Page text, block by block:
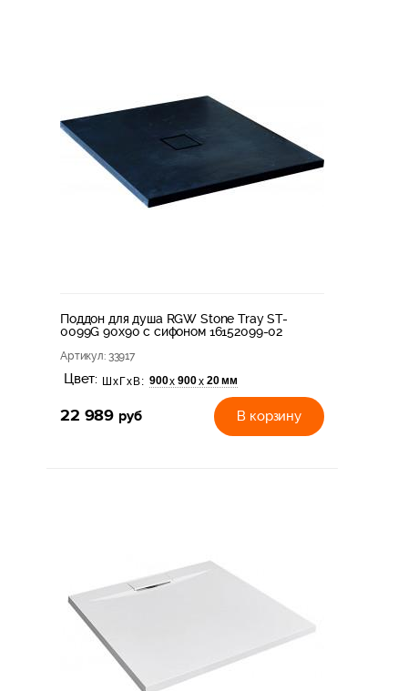
Поддон для душа RGW Stone Tray ST-
0099G 90х90 с сифоном 16152099-02
Артикул: 33917
Цвет: ШхГхВ: 900х 900х 20 мм
22 989 руб В корзину